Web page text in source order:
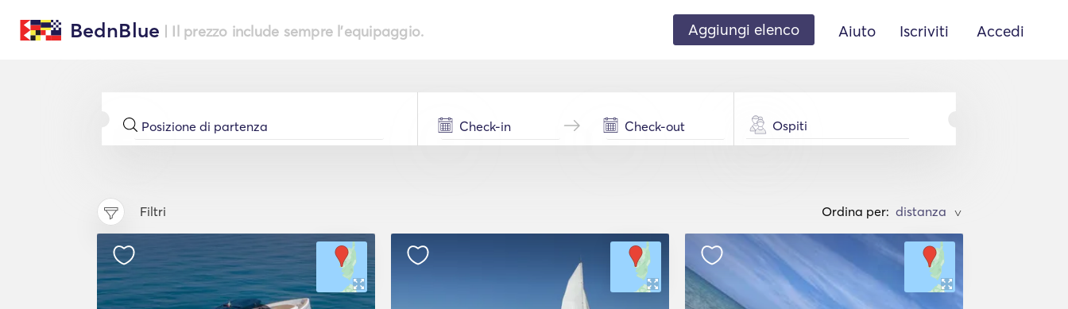
BednBlue | Il prezzo include sempre l'equipaggio. Aggiungi elenco Aiuto Iscriviti Accedi
Ospiti
Filtri Ordina per: >